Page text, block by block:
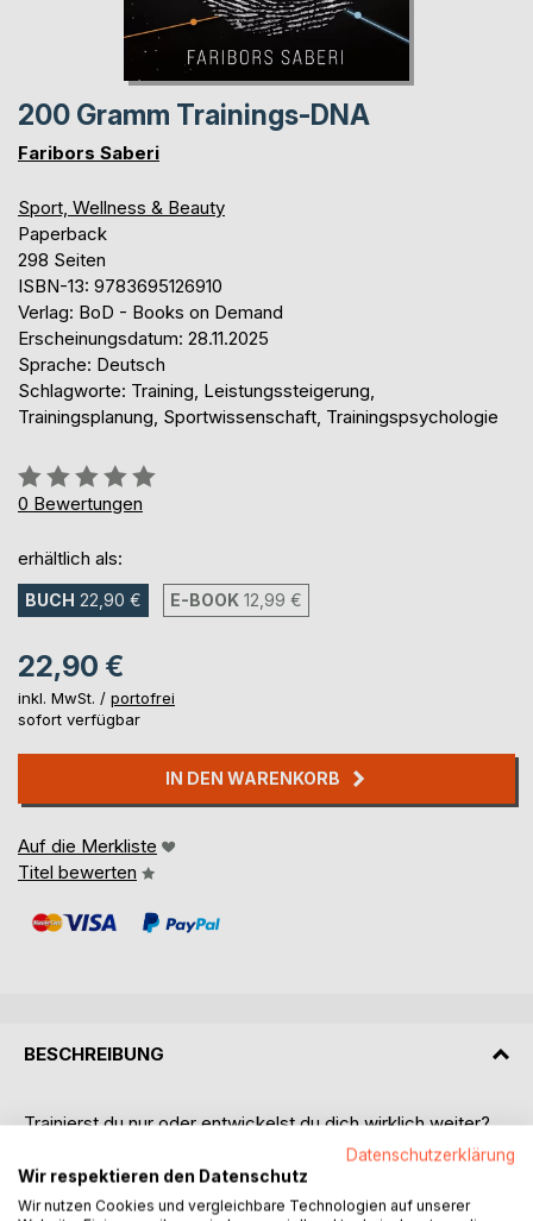
200 Gramm Trainings-DNA
Faribors Saberi
Sport, Wellness & Beauty
Paperback
298 Seiten
ISBN-13: 9783695126910
Verlag: BoD - Books on Demand
Erscheinungsdatum: 28.11.2025
Sprache: Deutsch
Schlagworte: Training, Leistungssteigerung,
Trainingsplanung, Sportwissenschaft, Trainingspsychologie
Bewertung::
0%
0 Bewertungen
erhältlich als:
BUCH 22,90 € E-BOOK 12,99 €
22,90 €
inkl. MwSt. / portofrei
sofort verfügbar
IN DEN WARENKORB
Auf die Merkliste
Titel bewerten
BESCHREIBUNG
Trainierst du nur oder entwickelst du dich wirklich weiter?
Viele Sportler:innen trainieren regelmäßig, doch spüren
kaum Fortschritt. Oft fehlen fundierte Grundlagen, um
Trainingsprozesse wirklich zu verstehen und individuell zu
Datenschutzerklärung
Wir respektieren den Datenschutz
Wir nutzen Cookies und vergleichbare Technologien auf unserer